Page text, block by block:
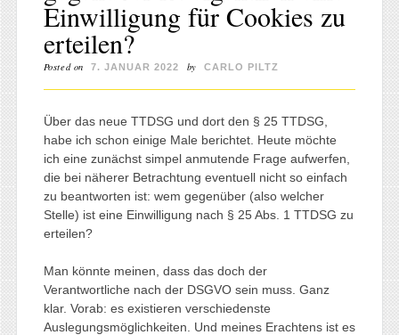
Einwilligung für Cookies zu
erteilen?
Posted on 7. JANUAR 2022 by CARLO PILTZ
Über das neue TTDSG und dort den § 25 TTDSG,
habe ich schon einige Male berichtet. Heute möchte
ich eine zunächst simpel anmutende Frage aufwerfen,
die bei näherer Betrachtung eventuell nicht so einfach
zu beantworten ist: wem gegenüber (also welcher
Stelle) ist eine Einwilligung nach § 25 Abs. 1 TTDSG zu
erteilen?
Man könnte meinen, dass das doch der
Verantwortliche nach der DSGVO sein muss. Ganz
klar. Vorab: es existieren verschiedenste
Auslegungsmöglichkeiten. Und meines Erachtens ist es